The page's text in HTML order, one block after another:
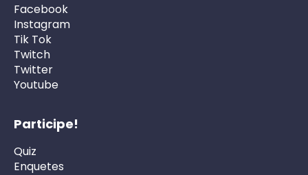
Facebook
Instagram
Tik Tok
Twitch
Twitter
Youtube
Participe!
Quiz
Enquetes